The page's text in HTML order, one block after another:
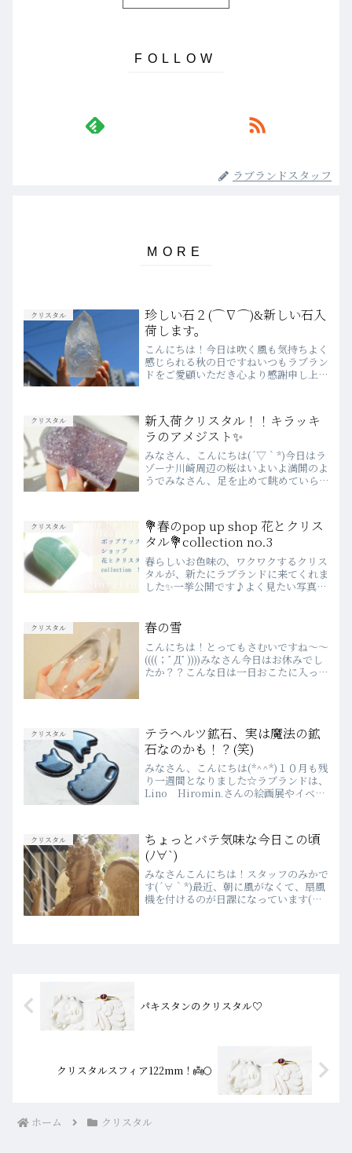
ラブランドスタッフ
クリスタル
珍しい石２(⌒∇⌒)&新しい石入
荷します。
こんにちは！今日は吹く風も気持ちよく
感じられる秋の日ですねいつもラブラン
ドをご愛顧いただき心より感謝申し上げ
カル産です。睡眠時、そばに置いておく
と潜在能力に働きかけ理想...
クリスタル
新入荷クリスタル！！キラッキ
ラのアメジスト✨
みなさん、こんにちは(´▽｀*)今日はラ
ゾーナ川崎周辺の桜はいよいよ満開のよ
うでみなさん、足を止めて眺めていら
ストジオードポイント(ウルグアイ) 昨
日、Instagra...
クリスタル
💐春のpop up shop 花とクリス
タル💐collection no.3
春らしいお色味の、ワクワクするクリス
タルが、新たにラブランドに来てくれま
した✨一挙公開です♪よく見たい写真
い♬ポップアップcollection 花とクリ
スタル💐新入荷ク...
クリスタル 春の雪
こんにちは！とってもさむいですね～～
((((；ﾟДﾟ))))みなさん今日はお休みでし
たか？？こんな日は一日おこたに入って
クリスタル
テラヘルツ鉱石、実は魔法の鉱
石なのかも！？(笑)
みなさん、こんにちは(*^^*)１０月も残
り一週間となりました☆ラブランドは、
Lino Hiromin.さんの絵画展やイベン
です♪皆さんにご紹介できるようになり
まし...
クリスタル
ちょっとバテ気味な今日この頃
(ﾉ∀`)
みなさんこんにちは！スタッフのみかで
す(´∀｀*)最近、朝に風がなくて、扇風
機を付けるのが日課になっています(笑)
パキスタンのクリスタル♡
クリスタルスフィア122mm！👼🌕
ホーム クリスタル